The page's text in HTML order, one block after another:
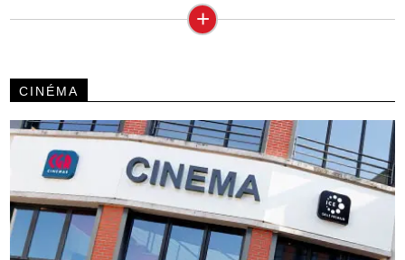
+
CINÉMA